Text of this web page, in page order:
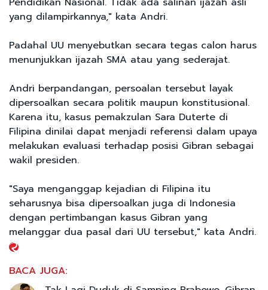
yang dilampirkannya," kata Andri.
Padahal UU menyebutkan secara tegas calon harus
menunjukkan ijazah SMA atau yang sederajat.
Andri berpandangan, persoalan tersebut layak
dipersoalkan secara politik maupun konstitusional.
Karena itu, kasus pemakzulan Sara Duterte di
Filipina dinilai dapat menjadi referensi dalam upaya
melakukan evaluasi terhadap posisi Gibran sebagai
wakil presiden.
"Saya menganggap kejadian di Filipina itu
seharusnya bisa dipersoalkan juga di Indonesia
dengan pertimbangan kasus Gibran yang
melanggar dua pasal dari UU tersebut," kata Andri.
BACA JUGA: